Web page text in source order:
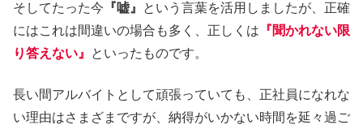
そしてたった今 『嘘』
という言葉を活用しましたが、正確
にはこれは間違いの場合も多く、正しくは 『聞かれない限
り答えない』
といったものです。
長い間アルバイトとして頑張っていても、正社員になれな
い理由はさまざまですが、納得がいかない時間を延々過ご